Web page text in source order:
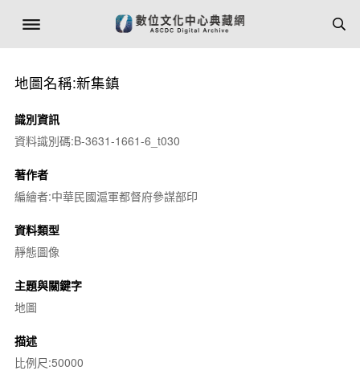
地圖名稱:新集鎮
識別資訊
資料識別碼:B-3631-1661-6_t030
著作者
編繪者:中華民國滬軍都督府參謀部印
資料類型
靜態圖像
主題與關鍵字
地圖
描述
比例尺:50000